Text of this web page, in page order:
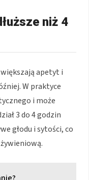
niż 4
apetyt i
W praktyce
i może
3 do 4 godzin
głodu i sytości, co